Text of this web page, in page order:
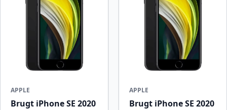
APPLE
Brugt iPhone SE 2020
APPLE
Brugt iPhone SE 2020